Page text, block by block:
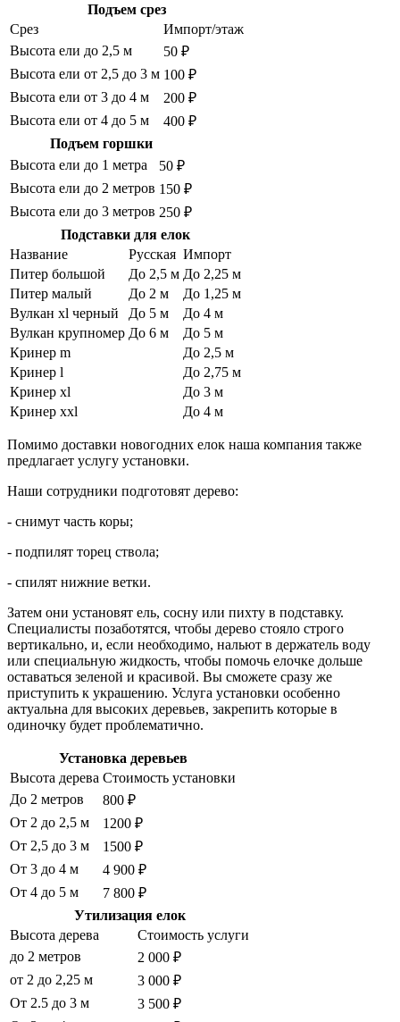
Подъем срез
Срез
Импорт/этаж
Высота ели до 2,5 м
50 ₽
Высота ели от 2,5 до 3 м 100 ₽
Высота ели от 3 до 4 м
200 ₽
Высота ели от 4 до 5 м
400 ₽
Подъем горшки
Высота ели до 1 метра
50 ₽
Высота ели до 2 метров 150 ₽
Высота ели до 3 метров 250 ₽
Подставки для елок
Название
Русская Импорт
Питер большой
До 2,5 м До 2,25 м
Питер малый
До 2 м
До 1,25 м
Вулкан xl черный
До 5 м
До 4 м
Вулкан крупномер До 6 м
До 5 м
Кринер m
До 2,5 м
Кринер l
До 2,75 м
Кринер xl
До 3 м
Кринер xxl
До 4 м
Помимо доставки новогодних елок наша компания также
предлагает услугу установки.
Наши сотрудники подготовят дерево:
- снимут часть коры;
- подпилят торец ствола;
- спилят нижние ветки.
Затем они установят ель, сосну или пихту в подставку.
Специалисты позаботятся, чтобы дерево стояло строго
вертикально, и, если необходимо, нальют в держатель воду
или специальную жидкость, чтобы помочь елочке дольше
оставаться зеленой и красивой. Вы сможете сразу же
приступить к украшению. Услуга установки особенно
актуальна для высоких деревьев, закрепить которые в
одиночку будет проблематично.
Установка деревьев
Высота дерева Стоимость установки
До 2 метров
800 ₽
От 2 до 2,5 м
1200 ₽
От 2,5 до 3 м
1500 ₽
От 3 до 4 м
4 900 ₽
От 4 до 5 м
7 800 ₽
Утилизация елок
Высота дерева
Стоимость услуги
до 2 метров
2 000 ₽
от 2 до 2,25 м
3 000 ₽
От 2.5 до 3 м
3 500 ₽